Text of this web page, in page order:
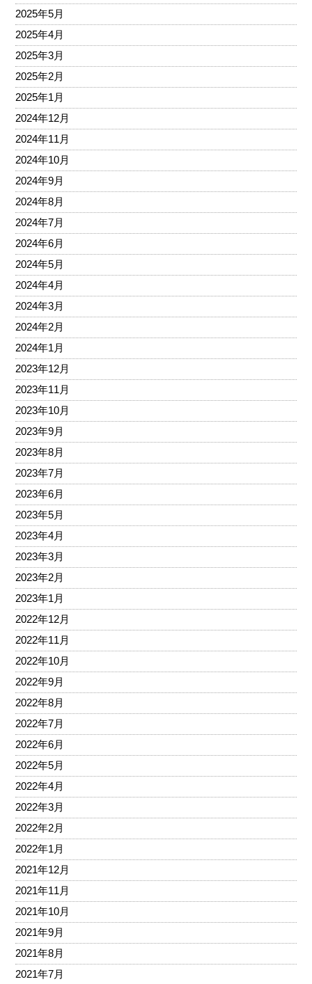
2025年5月
2025年4月
2025年3月
2025年2月
2025年1月
2024年12月
2024年11月
2024年10月
2024年9月
2024年8月
2024年7月
2024年6月
2024年5月
2024年4月
2024年3月
2024年2月
2024年1月
2023年12月
2023年11月
2023年10月
2023年9月
2023年8月
2023年7月
2023年6月
2023年5月
2023年4月
2023年3月
2023年2月
2023年1月
2022年12月
2022年11月
2022年10月
2022年9月
2022年8月
2022年7月
2022年6月
2022年5月
2022年4月
2022年3月
2022年2月
2022年1月
2021年12月
2021年11月
2021年10月
2021年9月
2021年8月
2021年7月